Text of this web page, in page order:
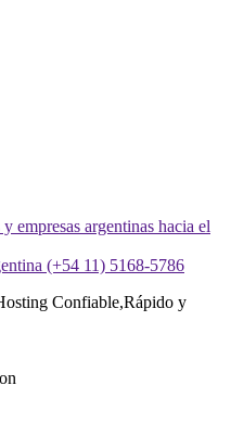
empresas argentinas hacia el
(+54 11) 5168-5786
Confiable,Rápido y